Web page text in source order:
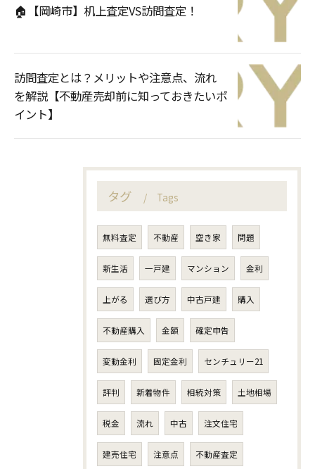
🏠【岡崎市】机上査定VS訪問査定！
訪問査定とは？メリットや注意点、流れ
を解説【不動産売却前に知っておきたいポ
イント】
タグ Tags
無料査定 不動産 空き家 問題
新生活 一戸建 マンション 金利
上がる 選び方 中古戸建 購入
不動産購入 金額 確定申告
変動金利 固定金利 センチュリー21
評判 新着物件 相続対策 土地相場
税金 流れ 中古 注文住宅
建売住宅 注意点 不動産査定